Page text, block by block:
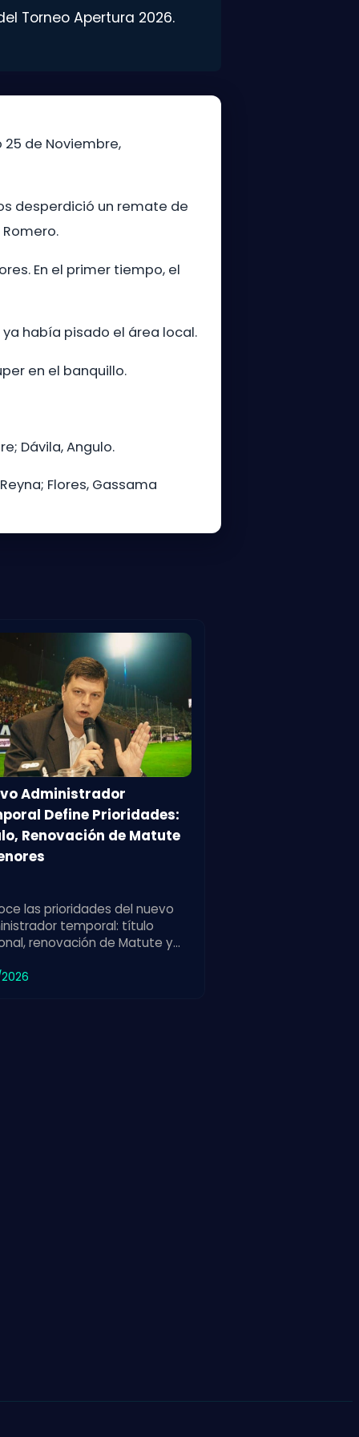
Torneo Apertura 2026.
de Noviembre,
desperdició un remate de
En el primer tiempo, el
había pisado el área local.
en el banquillo.
Dávila, Angulo.
Flores, Gassama
Administrador
Define Prioridades:
Renovación de Matute
las prioridades del nuevo
temporal: título
renovación de Matute y
para el club.